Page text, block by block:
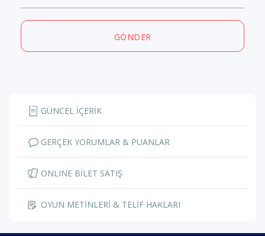
GÖNDER
GÜNCEL İÇERİK
GERÇEK YORUMLAR & PUANLAR
ONLINE BİLET SATIŞ
OYUN METİNLERİ & TELİF HAKLARI